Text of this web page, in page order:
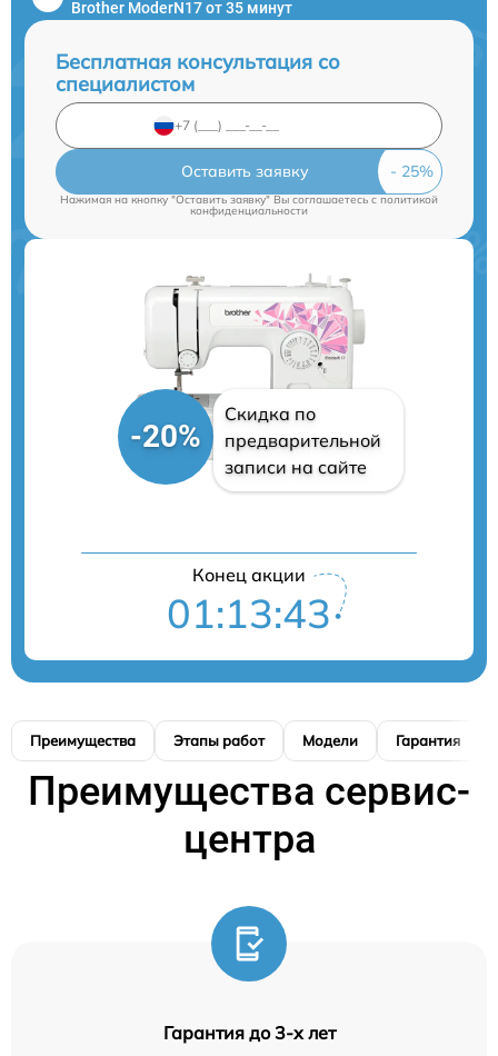
Brother ModerN17 от 35 минут
Бесплатная консультация со
специалистом
Оставить заявку
Нажимая на кнопку "Оставить заявку" Вы соглашаетесь cполитикой
конфиденциальности
-20%
Скидка по
предварительной
записи на сайте
Конец акции
01:13:42
Преимущества Этапы работ Модели Гарантия
Преимущества сервис-
центра
Гарантия до 3-х лет